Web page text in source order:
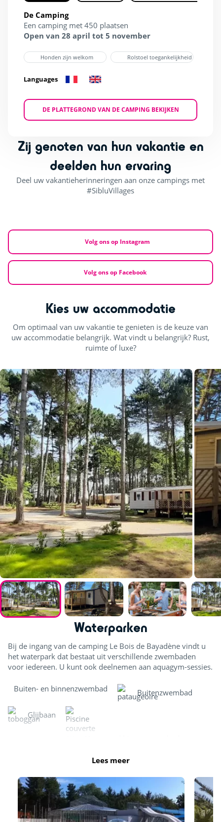
De Camping
Een camping met 450 plaatsen
Open van 28 april tot 5 november
Honden zijn welkom Rolstoel toegankelijkheid
Languages
DE PLATTEGROND VAN DE CAMPING BEKIJKEN
Zij genoten van hun vakantie en
deelden hun ervaring
Deel uw vakantieherinneringen aan onze campings met
#SibluVillages
Volg ons op Instagram
Volg ons op Facebook
Kies uw accommodatie
Om optimaal van uw vakantie te genieten is de keuze van
uw accommodatie belangrijk. Wat vindt u belangrijk? Rust,
ruimte of luxe?
Waterparken
Bij de ingang van de camping Le Bois de Bayadène vindt u
het waterpark dat bestaat uit verschillende zwembaden
voor iedereen. U kunt ook deelnemen aan aquagym-sessies.
Buiten- en binnenzwembad Buitenzwembad
Glijbaan
Bubbelbaden - Balneotherapiebanken
Lees meer